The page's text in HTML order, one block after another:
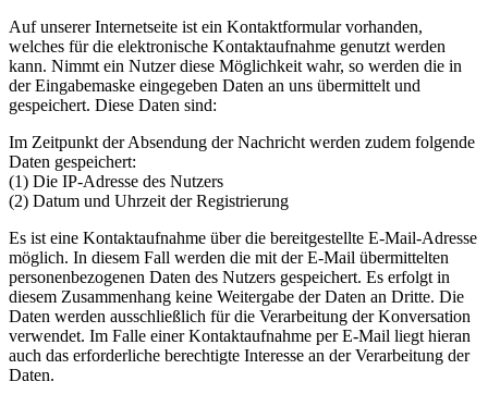
Auf unserer Internetseite ist ein Kontaktformular vorhanden,
welches für die elektronische Kontaktaufnahme genutzt werden
kann. Nimmt ein Nutzer diese Möglichkeit wahr, so werden die in
der Eingabemaske eingegeben Daten an uns übermittelt und
gespeichert. Diese Daten sind:
Im Zeitpunkt der Absendung der Nachricht werden zudem folgende
Daten gespeichert:
(1) Die IP-Adresse des Nutzers
(2) Datum und Uhrzeit der Registrierung
Es ist eine Kontaktaufnahme über die bereitgestellte E-Mail-Adresse
möglich. In diesem Fall werden die mit der E-Mail übermittelten
personenbezogenen Daten des Nutzers gespeichert. Es erfolgt in
diesem Zusammenhang keine Weitergabe der Daten an Dritte. Die
Daten werden ausschließlich für die Verarbeitung der Konversation
verwendet. Im Falle einer Kontaktaufnahme per E-Mail liegt hieran
auch das erforderliche berechtigte Interesse an der Verarbeitung der
Daten.